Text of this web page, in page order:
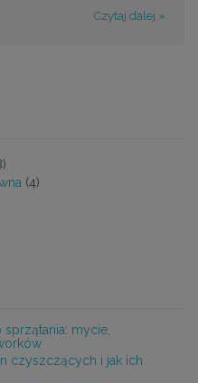
Czytaj dalej »
(4)
mycie,
czyszczących i jak ich